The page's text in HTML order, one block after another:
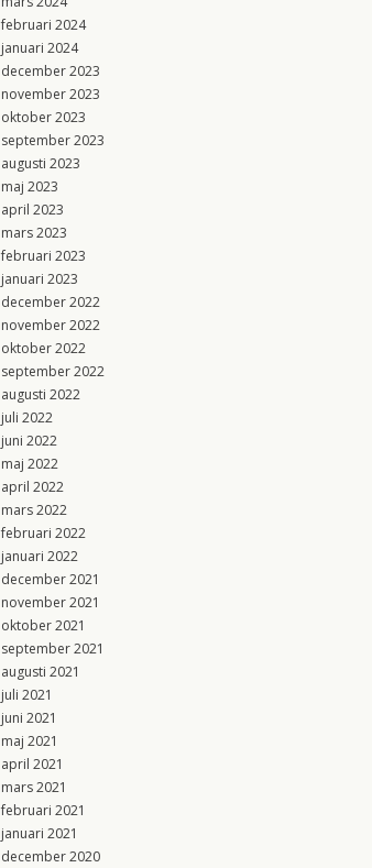
februari 2024
januari 2024
december 2023
november 2023
oktober 2023
september 2023
augusti 2023
maj 2023
april 2023
mars 2023
februari 2023
januari 2023
december 2022
november 2022
oktober 2022
september 2022
augusti 2022
juli 2022
juni 2022
maj 2022
april 2022
mars 2022
februari 2022
januari 2022
december 2021
november 2021
oktober 2021
september 2021
augusti 2021
juli 2021
juni 2021
maj 2021
april 2021
mars 2021
februari 2021
januari 2021
december 2020